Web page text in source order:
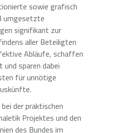
sowie grafisch
umgesetzte
signifikant zur
aller Beteiligten
Abläufe, schaffen
und sparen dabei
für unnötige
der praktischen
Projektes und den
des Bundes im